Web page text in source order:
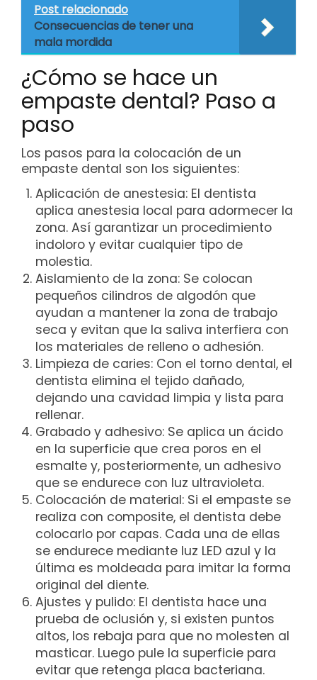
Post relacionado
Consecuencias de tener una
mala mordida
¿Cómo se hace un
empaste dental? Paso a
paso
Los pasos para la colocación de un
empaste dental son los siguientes:
Aplicación de anestesia: El dentista
aplica anestesia local para adormecer la
zona. Así garantizar un procedimiento
indoloro y evitar cualquier tipo de
molestia.
Aislamiento de la zona: Se colocan
pequeños cilindros de algodón que
ayudan a mantener la zona de trabajo
seca y evitan que la saliva interfiera con
los materiales de relleno o adhesión.
Limpieza de caries: Con el torno dental, el
dentista elimina el tejido dañado,
dejando una cavidad limpia y lista para
rellenar.
Grabado y adhesivo: Se aplica un ácido
en la superficie que crea poros en el
esmalte y, posteriormente, un adhesivo
que se endurece con luz ultravioleta.
Colocación de material: Si el empaste se
realiza con composite, el dentista debe
colocarlo por capas. Cada una de ellas
se endurece mediante luz LED azul y la
última es moldeada para imitar la forma
original del diente.
Ajustes y pulido: El dentista hace una
prueba de oclusión y, si existen puntos
altos, los rebaja para que no molesten al
masticar. Luego pule la superficie para
evitar que retenga placa bacteriana.